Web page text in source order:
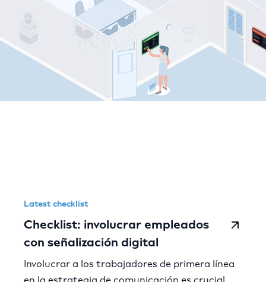
Comeen resources
Latest checklist
Checklist: involucrar empleados
con señalización digital
Involucrar a los trabajadores de primera línea